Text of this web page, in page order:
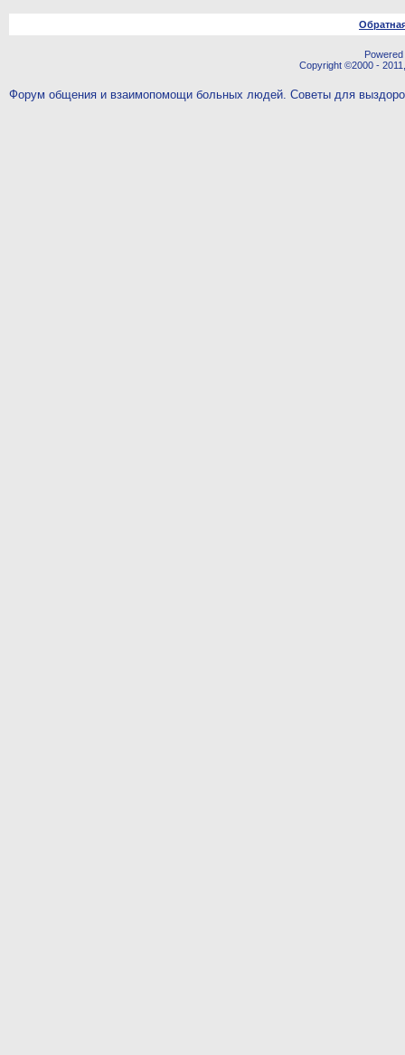
Copyright ©2000 -
Форум общения и взаимопомощи больных людей. Советы для